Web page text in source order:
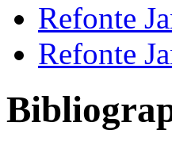
Refonte
Refonte